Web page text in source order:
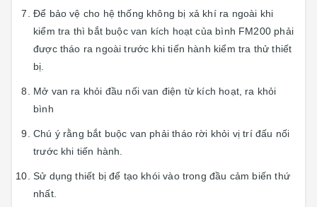
Để bảo vệ cho hệ thống không bị xả khí ra ngoài khi
kiểm tra thì bắt buộc van kích hoạt của bình FM200 phải
được tháo ra ngoài trước khi tiến hành kiểm tra thử thiết
bị.
Mở van ra khỏi đầu nối van điện từ kích hoạt, ra khỏi
bình
Chú ý rằng bắt buộc van phải tháo rời khỏi vị trí đấu nối
trước khi tiến hành.
Sử dụng thiết bị để tạo khói vào trong đầu cảm biến thứ
nhất.